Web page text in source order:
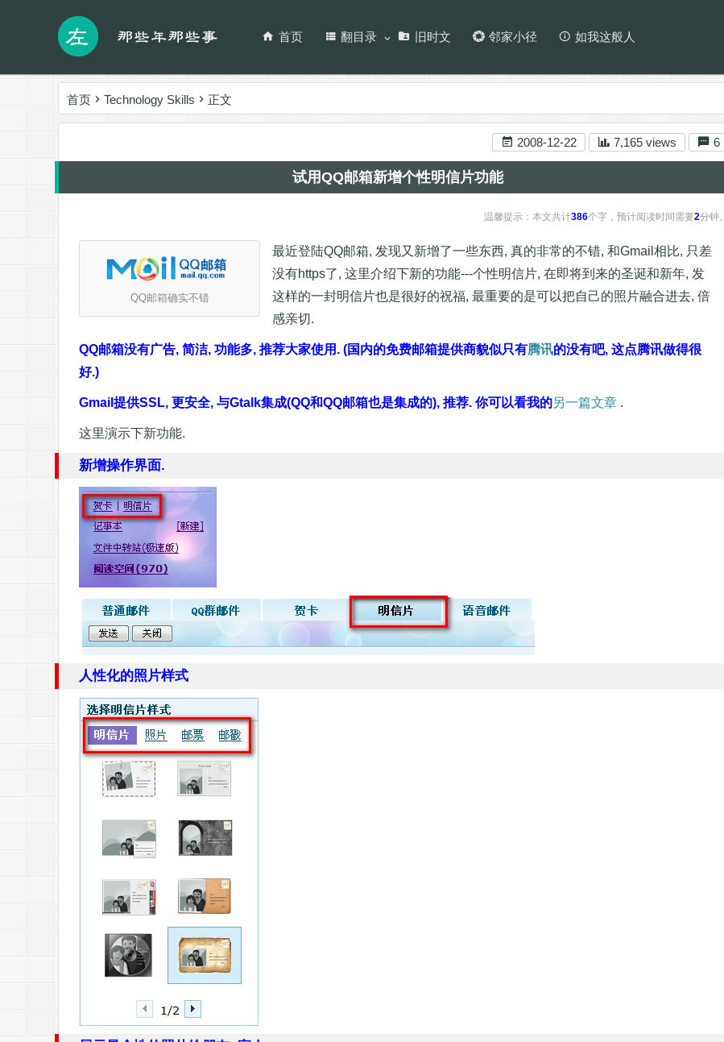
首页 翻目录 旧时文 邻家小径 如我这般人
首页 Technology Skills 正文
2008-12-22 7,165 views 6
试用QQ邮箱新增个性明信片功能
温馨提示：本文共计386个字，预计阅读时间需要2分钟。
QQ邮箱确实不错
最近登陆QQ邮箱, 发现又新增了一些东西, 真的非常的不错, 和Gmail相比, 只差
没有https了, 这里介绍下新的功能---个性明信片, 在即将到来的圣诞和新年, 发
这样的一封明信片也是很好的祝福, 最重要的是可以把自己的照片融合进去, 倍
感亲切.
QQ邮箱没有广告, 简洁, 功能多, 推荐大家使用. (国内的免费邮箱提供商貌似只有腾讯的没有吧, 这点腾讯做得很
好.)
Gmail提供SSL, 更安全, 与Gtalk集成(QQ和QQ邮箱也是集成的), 推荐. 你可以看我的另一篇文章 .
这里演示下新功能.
新增操作界面.
人性化的照片样式